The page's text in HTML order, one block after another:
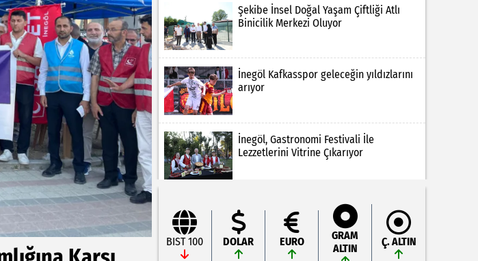
Şekibe İnsel Doğal Yaşam Çiftliği Atlı
Binicilik Merkezi Oluyor
İnegöl Kafkasspor geleceğin yıldızlarını
arıyor
İnegöl, Gastronomi Festivali İle
Lezzetlerini Vitrine Çıkarıyor
BIST 100
DOLAR
EURO
GRAM
ALTIN
Ç. ALTIN